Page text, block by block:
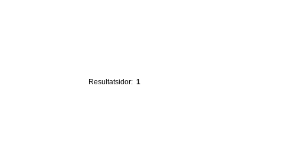
Resultatsidor: 1